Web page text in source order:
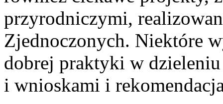
przyrodniczymi,
Zjednoczonych. Niektóre
dobrej praktyki w
i wnioskami i